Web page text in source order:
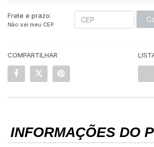
Frete e prazo:
Não sei meu CEP
COMPARTILHAR
INFORMAÇÕES DO